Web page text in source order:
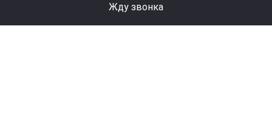
сайта, уникального идентификатора посетителя сайта,
предпочтительного времени и способа для контакта,
Жду звонка